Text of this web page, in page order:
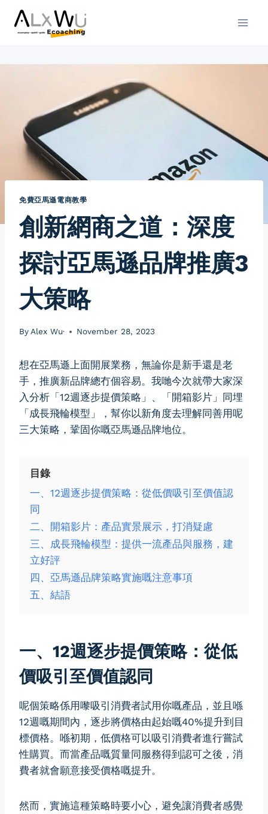
Skip
免費亞馬遜電商教學
創新網商之道：深度
探討亞馬遜品牌推廣3
大策略
By Alex Wu· November 28, 2023
想在亞馬遜上面開展業務，無論你是新手還是老
手，推廣新品牌總冇個容易。我哋今次就帶大家深
入分析「12週逐步提價策略」、「開箱影片」同埋
「成長飛輪模型」，幫你以新角度去理解同善用呢
三大策略，鞏固你嘅亞馬遜品牌地位。
目錄
一、12週逐步提價策略：從低價吸引至價值認
同
二、開箱影片：產品實景展示，打消疑慮
三、成長飛輪模型：提供一流產品與服務，建
立好評
四、亞馬遜品牌策略實施嘅注意事項
五、結語
一、12週逐步提價策略：從低
價吸引至價值認同
呢個策略係用嚟吸引消費者試用你嘅產品，並且喺
12週嘅期間內，逐步將價格由起始嘅40%提升到目
標價格。喺初期，低價格可以吸引消費者進行嘗試
性購買。而當產品嘅質量同服務得到認可之後，消
費者就會願意接受價格嘅提升。
然而，實施這種策略時要小心，避免讓消費者感覺